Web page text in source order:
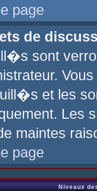
page
de
sont
et les
Les
maintes
page
Niveaux